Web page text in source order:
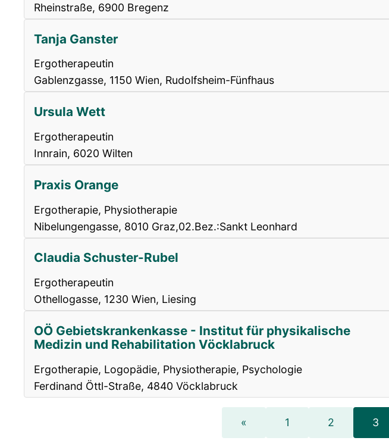
Rheinstraße, 6900 Bregenz
Tanja Ganster
Ergotherapeutin
Gablenzgasse, 1150 Wien, Rudolfsheim-Fünfhaus
Ursula Wett
Ergotherapeutin
Innrain, 6020 Wilten
Praxis Orange
Ergotherapie, Physiotherapie
Nibelungengasse, 8010 Graz,02.Bez.:Sankt Leonhard
Claudia Schuster-Rubel
Ergotherapeutin
Othellogasse, 1230 Wien, Liesing
OÖ Gebietskrankenkasse - Institut für physikalische
Medizin und Rehabilitation Vöcklabruck
Ergotherapie, Logopädie, Physiotherapie, Psychologie
Ferdinand Öttl-Straße, 4840 Vöcklabruck
« 1 2 3